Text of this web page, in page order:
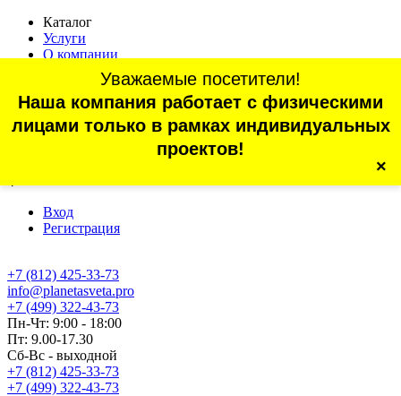
Каталог
Услуги
О компании
Статьи
Контакты
Отзывы
г. Санкт-Петербург, проспект Обуховской Обороны, 70, корп.
Вход
Регистрация
+7 (812) 425-33-73
Уважаемые посетители!
Наша компания работает с физическими
лицами только в рамках индивидуальных
проектов!
×
info@planetasveta.pro
+7 (499) 322-43-73
Пн-Чт: 9:00 - 18:00
Пт: 9.00-17.30
Сб-Вс - выходной
+7 (812) 425-33-73
+7 (499) 322-43-73